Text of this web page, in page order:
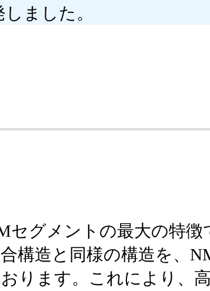
しました。
セグメントの最大の特徴
構造と同様の構造を、
ります。これにより、